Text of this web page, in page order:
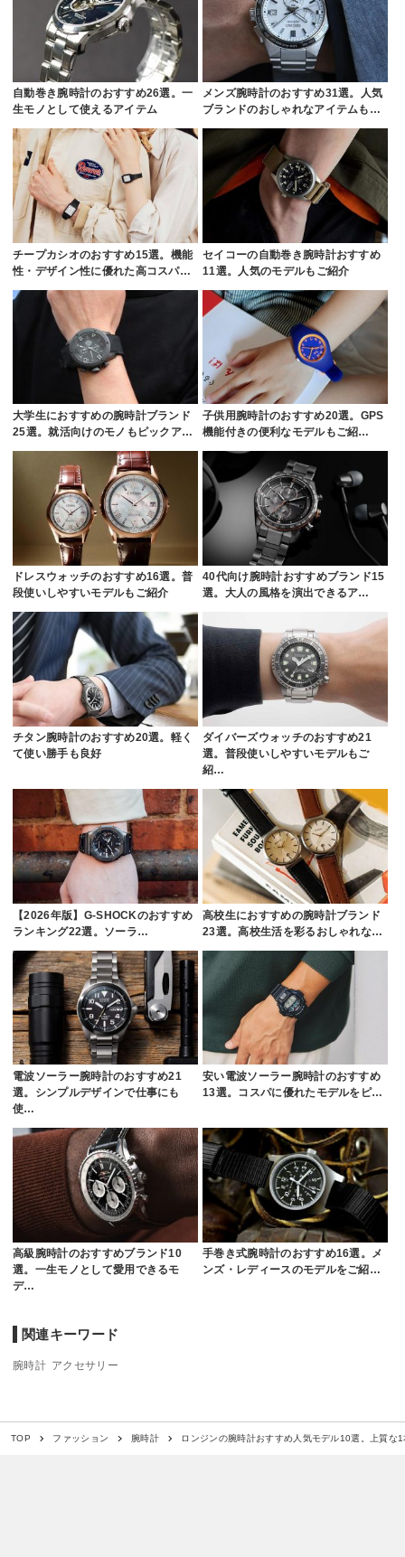
自動巻き腕時計のおすすめ26選。一
生モノとして使えるアイテム
メンズ腕時計のおすすめ31選。人気
ブランドのおしゃれなアイテムも…
チープカシオのおすすめ15選。機能
性・デザイン性に優れた高コスパ…
セイコーの自動巻き腕時計おすすめ
11選。人気のモデルもご紹介
大学生におすすめの腕時計ブランド
25選。就活向けのモノもピックア…
子供用腕時計のおすすめ20選。GPS
機能付きの便利なモデルもご紹…
ドレスウォッチのおすすめ16選。普
段使いしやすいモデルもご紹介
40代向け腕時計おすすめブランド15
選。大人の風格を演出できるア…
チタン腕時計のおすすめ20選。軽く
て使い勝手も良好
ダイバーズウォッチのおすすめ21
選。普段使いしやすいモデルもご
紹…
【2026年版】G-SHOCKのおすすめ
ランキング22選。ソーラ…
高校生におすすめの腕時計ブランド
23選。高校生活を彩るおしゃれな…
電波ソーラー腕時計のおすすめ21
選。シンプルデザインで仕事にも
使…
安い電波ソーラー腕時計のおすすめ
13選。コスパに優れたモデルをピ…
高級腕時計のおすすめブランド10
選。一生モノとして愛用できるモ
デ…
手巻き式腕時計のおすすめ16選。メ
ンズ・レディースのモデルをご紹…
関連キーワード
腕時計 アクセサリー
TOP ファッション 腕時計 ロンジンの腕時計おすすめ人気モデル10選。上質な